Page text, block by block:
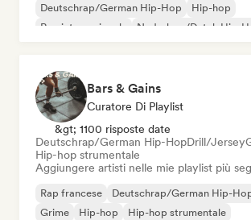
Deutschrap/German Hip-Hop
Hip-hop
Rap internazionale
Nederhop/Dutch Hip-
Bars & Gains
Curatore Di Playlist
&gt; 1100 risposte date
Deutschrap/German Hip-HopDrill/Jersey
Hip-hop strumentale
Aggiungere artisti nelle mie playlist più
Rap francese Deutschrap/German Hip-
Grime
Hip-hop
Hip-hop strumentale